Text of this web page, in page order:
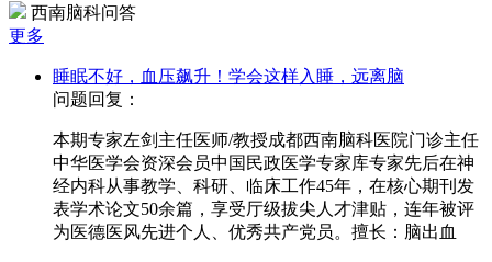
西南脑科问答
更多
睡眠不好，血压飙升！学会这样入睡，远离脑
问题回复：
本期专家左剑主任医师/教授成都西南脑科医院门诊主任
中华医学会资深会员中国民政医学专家库专家先后在神
经内科从事教学、科研、临床工作45年，在核心期刊发
表学术论文50余篇，享受厅级拔尖人才津贴，连年被评
为医德医风先进个人、优秀共产党员。擅长：脑出血